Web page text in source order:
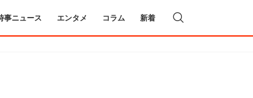
事ニュース エンタメ コラム 新着